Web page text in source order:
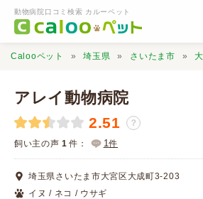
動物病院口コミ検索 カルーペット
動物病院検索
口コミ検索
Calooペット 埼玉県 さいたま市
アレイ動物病院
2.51 ？
飼い主の声 1 件： 1件
埼玉県さいたま市大宮区大成町3-203
イヌ / ネコ / ウサギ